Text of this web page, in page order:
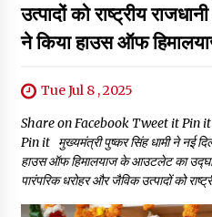
उत्पादों को राष्ट्रीय
ने किया हाउस ऑफ
Tue Jul 8 , 2025
Share on Facebook Tweet it Pin
Pin it मुख्यमंत्री पुष्कर सिंह धामी ने नई
हाउस ऑफ हिमालयाज के आउटलेट का
पारंपरिक धरोहर और जैविक उत्पादों को